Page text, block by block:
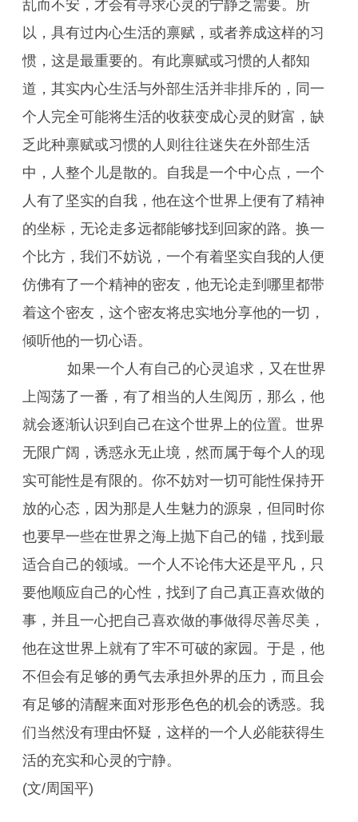
乱而不安，才会有寻求心灵的宁静之需要。所
以，具有过内心生活的禀赋，或者养成这样的习
惯，这是最重要的。有此禀赋或习惯的人都知
道，其实内心生活与外部生活并非排斥的，同一
个人完全可能将生活的收获变成心灵的财富，缺
乏此种禀赋或习惯的人则往往迷失在外部生活
中，人整个儿是散的。自我是一个中心点，一个
人有了坚实的自我，他在这个世界上便有了精神
的坐标，无论走多远都能够找到回家的路。换一
个比方，我们不妨说，一个有着坚实自我的人便
仿佛有了一个精神的密友，他无论走到哪里都带
着这个密友，这个密友将忠实地分享他的一切，
倾听他的一切心语。
如果一个人有自己的心灵追求，又在世界
上闯荡了一番，有了相当的人生阅历，那么，他
就会逐渐认识到自己在这个世界上的位置。世界
无限广阔，诱惑永无止境，然而属于每个人的现
实可能性是有限的。你不妨对一切可能性保持开
放的心态，因为那是人生魅力的源泉，但同时你
也要早一些在世界之海上抛下自己的锚，找到最
适合自己的领域。一个人不论伟大还是平凡，只
要他顺应自己的心性，找到了自己真正喜欢做的
事，并且一心把自己喜欢做的事做得尽善尽美，
他在这世界上就有了牢不可破的家园。于是，他
不但会有足够的勇气去承担外界的压力，而且会
有足够的清醒来面对形形色色的机会的诱惑。我
们当然没有理由怀疑，这样的一个人必能获得生
活的充实和心灵的宁静。
(文/周国平)